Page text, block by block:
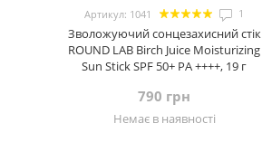
Артикул: 1041 1
Зволожуючий сонцезахисний стік
ROUND LAB Birch Juice Moisturizing
Sun Stick SPF 50+ PA ++++, 19 г
790 грн
Немає в наявності